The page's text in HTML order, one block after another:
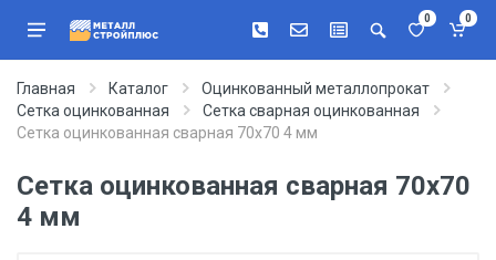
0 0
Главная Каталог
Оцинкованный металлопрокат
Сетка оцинкованная
Сетка сварная оцинкованная
Сетка оцинкованная сварная 70х70 4 мм
Сетка оцинкованная сварная 70х70
4 мм